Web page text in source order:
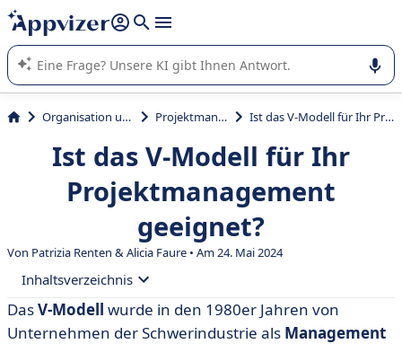
beantworten (mehrere Zeilen mit
Die KI von Appvizer führt Sie bei der Nutzung oder Auswahl
von SaaS-Software in Unternehmen.
Organisation und Planung Projektmanagement Ist das V-Modell für Ihr Projektmanagement geeignet?
Ist das V-Modell für Ihr
Projektmanagement
geeignet?
Von Patrizia Renten & Alicia Faure • Am 24. Mai 2024
Inhaltsverzeichnis
• Was ist das V-Modell ?
DasV-Modell wurde in den 1980er Jahren von
Unternehmen der Schwerindustrie als Management